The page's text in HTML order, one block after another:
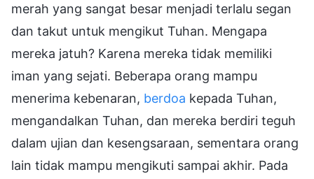
merah yang sangat besar menjadi terlalu segan
dan takut untuk mengikut Tuhan. Mengapa
mereka jatuh? Karena mereka tidak memiliki
iman yang sejati. Beberapa orang mampu
menerima kebenaran, berdoa kepada Tuhan,
mengandalkan Tuhan, dan mereka berdiri teguh
dalam ujian dan kesengsaraan, sementara orang
lain tidak mampu mengikuti sampai akhir. Pada